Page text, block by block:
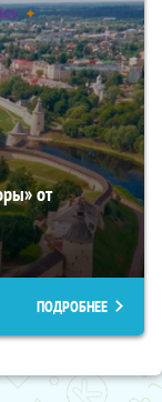
от
ПОДРОБНЕЕ